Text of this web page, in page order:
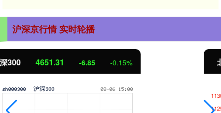
沪深京行情 实时轮播
北证50 1122.88 3.42